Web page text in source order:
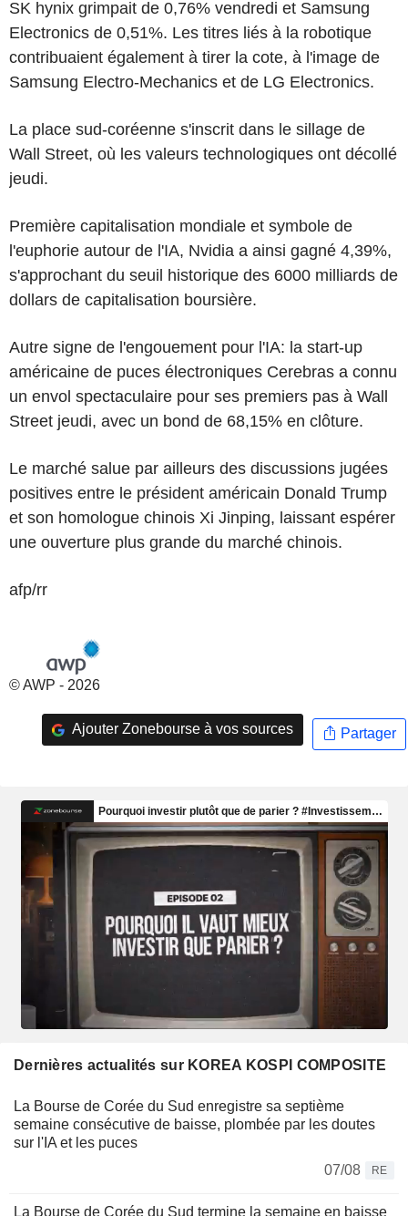
SK hynix grimpait de 0,76% vendredi et Samsung
Electronics de 0,51%. Les titres liés à la robotique
contribuaient également à tirer la cote, à l'image de
Samsung Electro-Mechanics et de LG Electronics.
La place sud-coréenne s'inscrit dans le sillage de
Wall Street, où les valeurs technologiques ont décollé
jeudi.
Première capitalisation mondiale et symbole de
l'euphorie autour de l'IA, Nvidia a ainsi gagné 4,39%,
s'approchant du seuil historique des 6000 milliards de
dollars de capitalisation boursière.
Autre signe de l'engouement pour l'IA: la start-up
américaine de puces électroniques Cerebras a connu
un envol spectaculaire pour ses premiers pas à Wall
Street jeudi, avec un bond de 68,15% en clôture.
Le marché salue par ailleurs des discussions jugées
positives entre le président américain Donald Trump
et son homologue chinois Xi Jinping, laissant espérer
une ouverture plus grande du marché chinois.
afp/rr
© AWP - 2026
Ajouter Zonebourse à vos sources Partager
Dernières actualités sur KOREA KOSPI COMPOSITE
La Bourse de Corée du Sud enregistre sa septième
semaine consécutive de baisse, plombée par les doutes
sur l'IA et les puces
07/08
RE
La Bourse de Corée du Sud termine la semaine en baisse